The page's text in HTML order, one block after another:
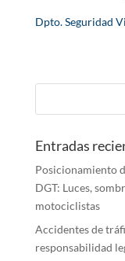
Dpto. Seguridad
Entradas
Posicionamiento
DGT: Luces,
motociclistas
Accidentes de
responsabilidad